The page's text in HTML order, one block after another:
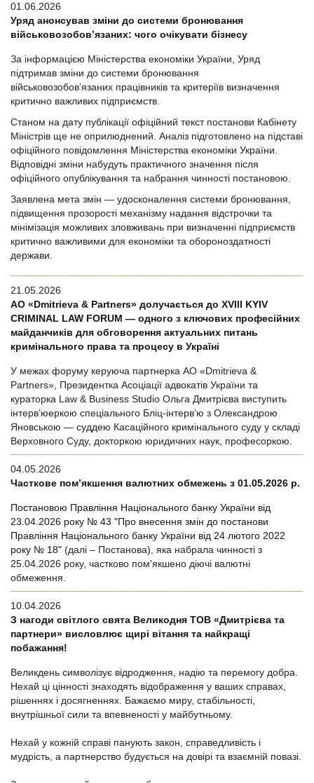
01.06.2026
Уряд анонсував зміни до системи бронювання
військовозобов’язаних: чого очікувати бізнесу
За інформацією Міністерства економіки України, Уряд
підтримав зміни до системи бронювання
військовозобов’язаних працівників та критеріїв визначення
критично важливих підприємств.
Станом на дату публікації офіційний текст постанови Кабінету
Міністрів ще не оприлюднений. Аналіз підготовлено на підставі
офіційного повідомлення Міністерства економіки України.
Відповідні зміни набудуть практичного значення після
офіційного опублікування та набрання чинності постановою.
Заявлена мета змін — удосконалення системи бронювання,
підвищення прозорості механізму надання відстрочки та
мінімізація можливих зловживань при визначенні підприємств
критично важливими для економіки та обороноздатності
держави.
21.05.2026
АО «Dmitrieva & Partners» долучається до XVIII KYIV
CRIMINAL LAW FORUM — одного з ключових професійних
майданчиків для обговорення актуальних питань
кримінального права та процесу в Україні
У межах форуму керуюча партнерка АО «Dmitrieva &
Partners», Президентка Асоціації адвокатів України та
кураторка Law & Business Studio Ольга Дмитрієва виступить
інтерв’юеркою спеціального Бліц-інтерв’ю з Олександрою
Яновською — суддею Касаційного кримінального суду у складі
Верховного Суду, докторкою юридичних наук, професоркою.
04.05.2026
Часткове пом’якшення валютних обмежень з 01.05.2026 р.
Постановою Правління Національного банку України від
23.04.2026 року № 43 "Про внесення змін до постанови
Правління Національного банку України від 24 лютого 2022
року № 18" (далі – Постанова), яка набрала чинності з
25.04.2026 року, частково пом'якшено діючі валютні
обмеження.
10.04.2026
З нагоди світлого свята Великодня ТОВ «Дмитрієва та
партнери» висловлює щирі вітання та найкращі
побажання!
Великдень символізує відродження, надію та перемогу добра.
Нехай ці цінності знаходять відображення у ваших справах,
рішеннях і досягненнях. Бажаємо миру, стабільності,
внутрішньої сили та впевненості у майбутньому.
Нехай у кожній справі панують закон, справедливість і
мудрість, а партнерство будується на довірі та взаємній повазі.